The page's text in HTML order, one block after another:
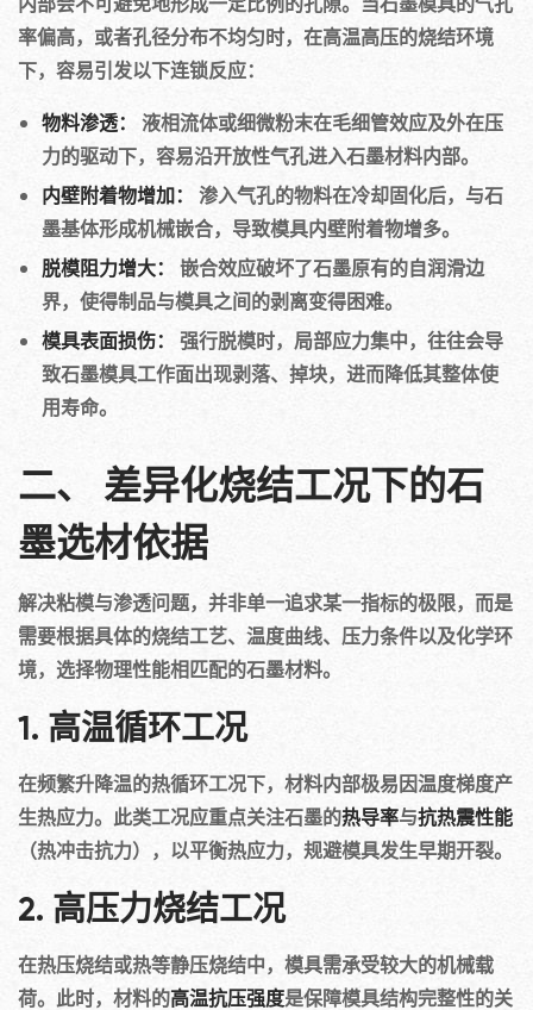
率偏高，或者孔径分布不均匀时，在高温高压的烧结环境
下，容易引发以下连锁反应：
物料渗透：
液相流体或细微粉末在毛细管效应及外在压
力的驱动下，容易沿开放性气孔进入石墨材料内部。
内壁附着物增加：
渗入气孔的物料在冷却固化后，与石
墨基体形成机械嵌合，导致模具内壁附着物增多。
脱模阻力增大：
嵌合效应破坏了石墨原有的自润滑边
界，使得制品与模具之间的剥离变得困难。
模具表面损伤：
强行脱模时，局部应力集中，往往会导
致石墨模具工作面出现剥落、掉块，进而降低其整体使
用寿命。
二、 差异化烧结工况下的石
墨选材依据
解决粘模与渗透问题，并非单一追求某一指标的极限，而是
需要根据具体的烧结工艺、温度曲线、压力条件以及化学环
境，选择物理性能相匹配的石墨材料。
1. 高温循环工况
在频繁升降温的热循环工况下，材料内部极易因温度梯度产
生热应力。此类工况应重点关注石墨的热导率与抗热震性能
（热冲击抗力），以平衡热应力，规避模具发生早期开裂。
2. 高压力烧结工况
在热压烧结或热等静压烧结中，模具需承受较大的机械载
荷。此时，材料的高温抗压强度是保障模具结构完整性的关